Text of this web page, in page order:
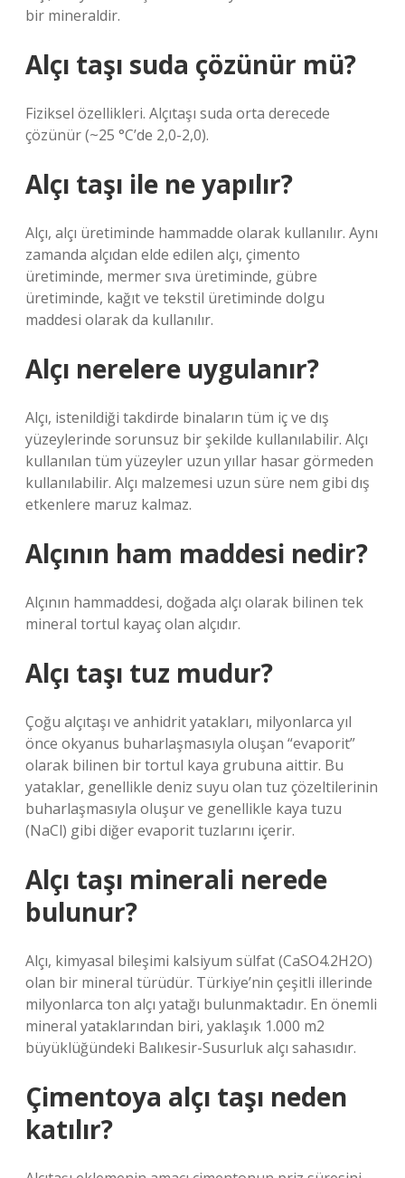
bir mineraldir.
Alçı taşı suda çözünür mü?
Fiziksel özellikleri. Alçıtaşı suda orta derecede
çözünür (~25 °C’de 2,0-2,0).
Alçı taşı ile ne yapılır?
Alçı, alçı üretiminde hammadde olarak kullanılır. Aynı
zamanda alçıdan elde edilen alçı, çimento
üretiminde, mermer sıva üretiminde, gübre
üretiminde, kağıt ve tekstil üretiminde dolgu
maddesi olarak da kullanılır.
Alçı nerelere uygulanır?
Alçı, istenildiği takdirde binaların tüm iç ve dış
yüzeylerinde sorunsuz bir şekilde kullanılabilir. Alçı
kullanılan tüm yüzeyler uzun yıllar hasar görmeden
kullanılabilir. Alçı malzemesi uzun süre nem gibi dış
etkenlere maruz kalmaz.
Alçının ham maddesi nedir?
Alçının hammaddesi, doğada alçı olarak bilinen tek
mineral tortul kayaç olan alçıdır.
Alçı taşı tuz mudur?
Çoğu alçıtaşı ve anhidrit yatakları, milyonlarca yıl
önce okyanus buharlaşmasıyla oluşan “evaporit”
olarak bilinen bir tortul kaya grubuna aittir. Bu
yataklar, genellikle deniz suyu olan tuz çözeltilerinin
buharlaşmasıyla oluşur ve genellikle kaya tuzu
(NaCl) gibi diğer evaporit tuzlarını içerir.
Alçı taşı minerali nerede
bulunur?
Alçı, kimyasal bileşimi kalsiyum sülfat (CaSO4.2H2O)
olan bir mineral türüdür. Türkiye’nin çeşitli illerinde
milyonlarca ton alçı yatağı bulunmaktadır. En önemli
mineral yataklarından biri, yaklaşık 1.000 m2
büyüklüğündeki Balıkesir-Susurluk alçı sahasıdır.
Çimentoya alçı taşı neden
katılır?